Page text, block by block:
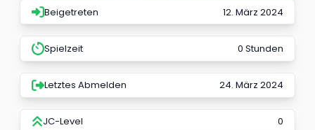
Beigetreten 12. März 2024
Spielzeit 0 Stunden
Letztes Abmelden 24. März 2024
JC-Level 0